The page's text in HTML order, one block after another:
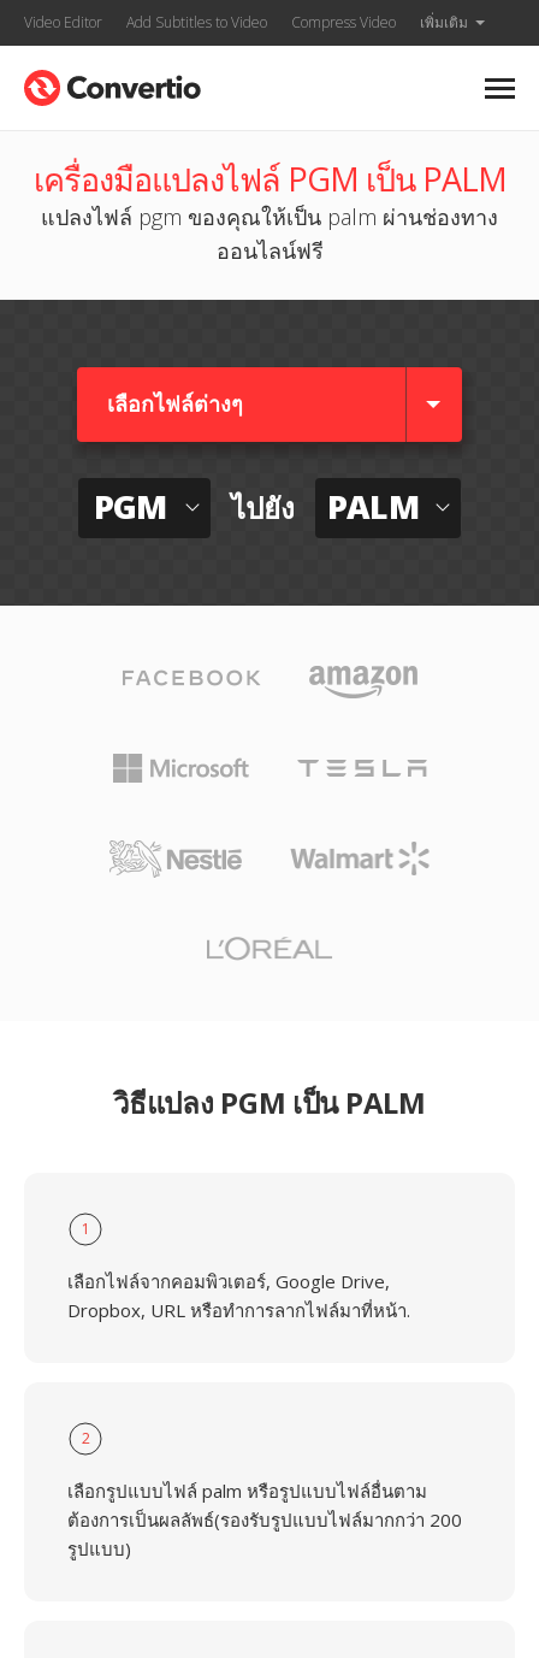
Video Editor Add Subtitles to Video Compress Video เพิ่มเติม
เครื่องมือแปลงไฟล์ PGM เป็น PALM
แปลงไฟล์ pgm ของคุณให้เป็น palm ผ่านช่องทาง
ออนไลน์ฟรี
เลือกไฟล์ต่างๆ​
PGM ไปยัง PALM
วิธีแปลง PGM เป็น PALM
1
เลือกไฟล์จากคอมพิวเตอร์, Google Drive,
Dropbox, URL หรือทำการลากไฟล์มาที่หน้า.
2
เลือกรูปแบบไฟล์ palm หรือรูปแบบไฟล์อื่นตาม
ต้องการเป็นผลลัพธ์(รองรับรูปแบบไฟล์มากกว่า 200
รูปแบบ)